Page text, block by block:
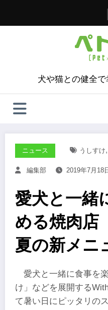
犬や猫との健全
ニュース うしすけ,
編集部 2019年7月18
愛犬と一緒
める焼肉店
夏の新メニ
愛犬と一緒に食事を
け」などを展開する
て暑い日にピッタリの